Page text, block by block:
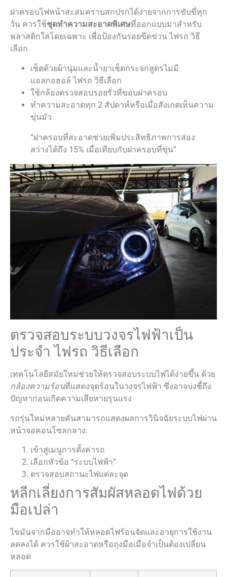
ฝาครอบไฟหน้าสะสมคราบสกปรกได้ง่ายจากการขับขี่ทุก
วัน ควรใช้ชุดทำความสะอาดพิเศษที่ออกแบบมาสำหรับ
พลาสติกใสโดยเฉพาะ เพื่อป้องกันรอยขีดข่วน ไฟรถ วิธี
เลือก
เช็ดด้วยผ้านุ่มและน้ำยาเช็ดกระจกสูตรไม่มี
แอลกอฮอล์ ไฟรถ วิธีเลือก
ใช้กล้องตรวจสอบรอยรั่วที่ขอบฝาครอบ
ทำความสะอาดทุก 2 สัปดาห์หรือเมื่อสังเกตเห็นความ
ขุ่นมัว
“ฝาครอบที่สะอาดช่วยเพิ่มประสิทธิภาพการส่อง
สว่างได้ถึง 15% เมื่อเทียบกับฝาครอบที่ขุ่น”
ตรวจสอบระบบวงจรไฟฟ้าเป็น
ประจำ ไฟรถ วิธีเลือก
เทคโนโลยีสมัยใหม่ช่วยให้ตรวจสอบระบบไฟได้ง่ายขึ้น ด้วย
กล้องความร้อนที่แสดงจุดร้อนในวงจรไฟฟ้า ซึ่งอาจบ่งชี้ถึง
ปัญหาก่อนเกิดความเสียหายรุนแรง
รถรุ่นใหม่หลายคันสามารถแสดงผลการวินิจฉัยระบบไฟผ่าน
หน้าจอคอนโซลกลาง:
เข้าสู่เมนูการตั้งค่ารถ
เลือกหัวข้อ “ระบบไฟฟ้า”
ตรวจสอบสถานะไฟแต่ละจุด
หลีกเลี่ยงการสัมผัสหลอดไฟด้วย
มือเปล่า
ไขมันจากมืออาจทำให้หลอดไฟร้อนจัดและอายุการใช้งาน
ลดลงได้ ควรใช้ผ้าสะอาดหรือถุงมือเมื่อจำเป็นต้องเปลี่ยน
หลอด